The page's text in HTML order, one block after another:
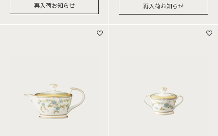
再入荷お知らせ 再入荷お知らせ